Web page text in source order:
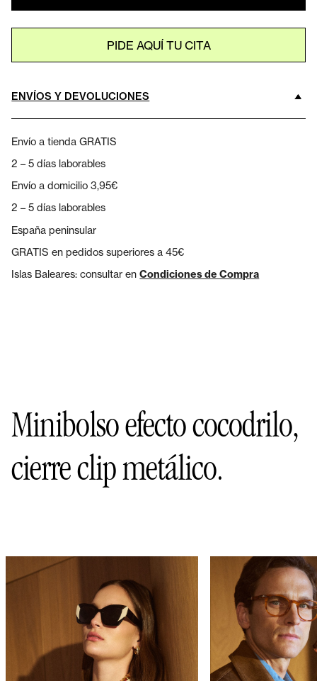
PIDE AQUÍ TU CITA
ENVÍOS Y DEVOLUCIONES
Envío a tienda GRATIS
2 – 5 días laborables
Envío a domicilio 3,95€
2 – 5 días laborables
España peninsular
GRATIS en pedidos superiores a 45€
Islas Baleares: consultar enCondiciones de Compra
Minibolso efecto cocodrilo,
cierre clip metálico.